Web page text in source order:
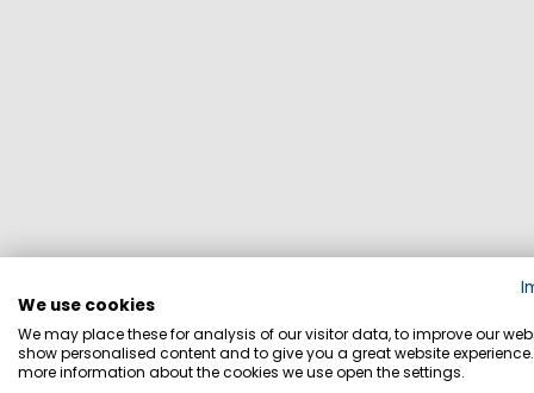
We use cookies
We may place these for analysis of our visitor data, to improve our
show personalised content and to give you a great website experience.
more information about the cookies we use open the settings.